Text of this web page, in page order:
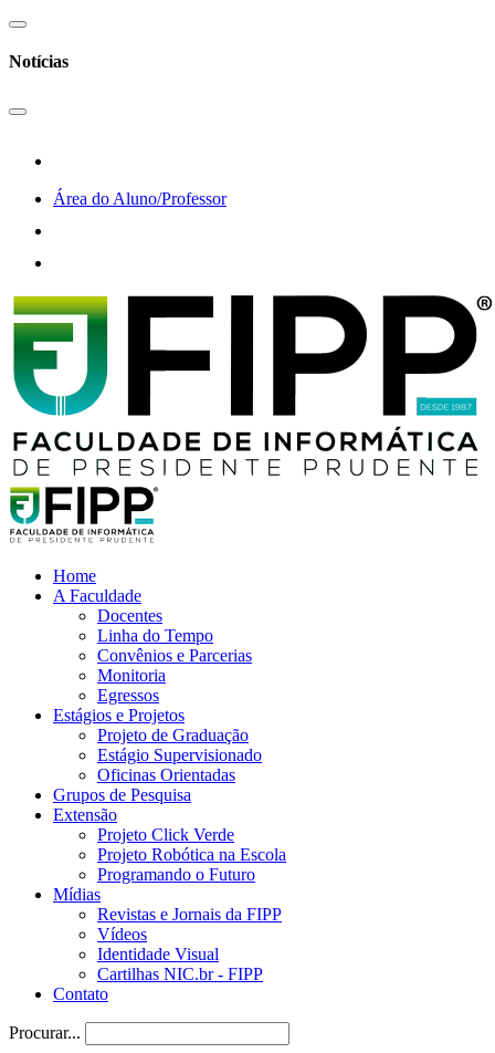
Notícias
Área do Aluno/Professor
Home
A Faculdade
Docentes
Linha do Tempo
Convênios e Parcerias
Monitoria
Egressos
Estágios e Projetos
Projeto de Graduação
Estágio Supervisionado
Oficinas Orientadas
Grupos de Pesquisa
Extensão
Projeto Click Verde
Projeto Robótica na Escola
Programando o Futuro
Mídias
Revistas e Jornais da FIPP
Vídeos
Identidade Visual
Cartilhas NIC.br - FIPP
Contato
Procurar...